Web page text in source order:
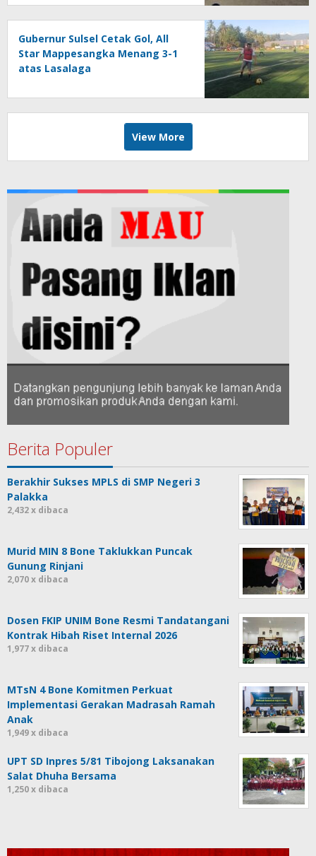
Gubernur Sulsel Cetak Gol, All
Star Mappesangka Menang 3-1
atas Lasalaga
View More
Berita Populer
Berakhir Sukses MPLS di SMP Negeri 3
Palakka
2,432 x dibaca
Murid MIN 8 Bone Taklukkan Puncak
Gunung Rinjani
2,070 x dibaca
Dosen FKIP UNIM Bone Resmi Tandatangani
Kontrak Hibah Riset Internal 2026
1,977 x dibaca
MTsN 4 Bone Komitmen Perkuat
Implementasi Gerakan Madrasah Ramah
Anak
1,949 x dibaca
UPT SD Inpres 5/81 Tibojong Laksanakan
Salat Dhuha Bersama
1,250 x dibaca